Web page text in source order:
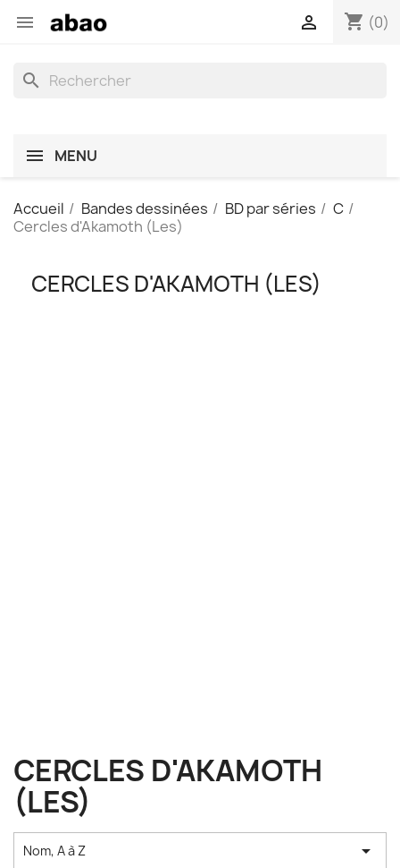
 shopping_cart (0)

search
MENU
Accueil Bandes dessinées BD par séries
C
Cercles d'Akamoth (Les)
CERCLES D'AKAMOTH (LES)
CERCLES D'AKAMOTH
(LES)
Nom, A à Z 